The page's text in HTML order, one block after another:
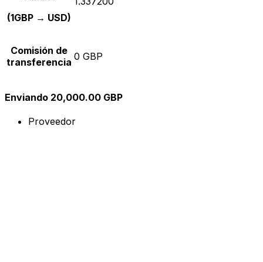
(1GBP → USD)
Comisión de
transferencia 0 GBP
Enviando 20,000.00 GBP
Proveedor